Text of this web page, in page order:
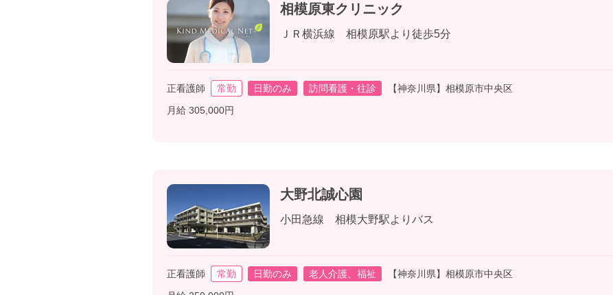
相模原東クリニック
ＪＲ横浜線 相模原駅より徒歩5分
正看護師 常勤 日勤のみ 訪問看護・往診
【神奈川県】相模原市中央区
月給 305,000円
大野北誠心園
小田急線 相模大野駅よりバス
正看護師 常勤 日勤のみ 老人介護、福祉
【神奈川県】相模原市中央区